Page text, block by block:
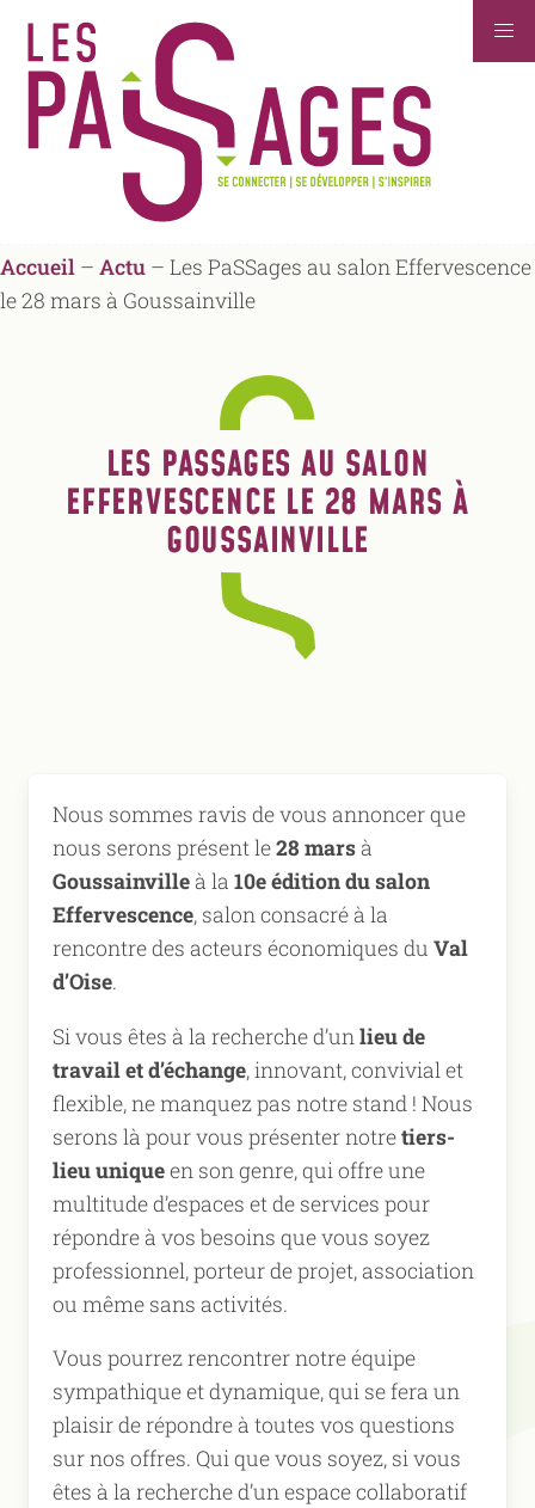
Accueil – Actu – Les PaSSages au salon Effervescence
le 28 mars à Goussainville
LES PASSAGES AU SALON
EFFERVESCENCE LE 28 MARS À
GOUSSAINVILLE
Nous sommes ravis de vous annoncer que
nous serons présent le28 marsà
Goussainvilleà la 10e édition du salon
Effervescence, salon consacré à la
rencontre des acteurs économiques du Val
d’Oise.
Si vous êtes à la recherche d’un lieu de
travail et d’échange, innovant, convivial et
flexible, ne manquez pas notre stand ! Nous
serons là pour vous présenter notretiers-
lieu uniqueen son genre, qui offre une
multitude d’espaces et de services pour
répondre à vos besoins que vous soyez
professionnel, porteur de projet, association
ou même sans activités.
Vous pourrez rencontrer notre équipe
sympathique et dynamique, qui se fera un
plaisir de répondre à toutes vos questions
sur nos offres. Qui que vous soyez, si vous
êtes à la recherche d’un espace collaboratif